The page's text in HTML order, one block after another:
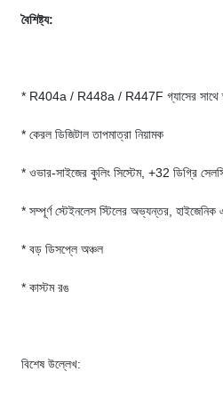
বৈশিষ্ট্য:
* R404a / R448a / R447F গ্যাসের সাথে
* কেরল ডিজিটাল তাপমাত্রা নিয়ামক
* ওভার-সাইজের কুলিং সিস্টেম, +32 ডিগ্রি
* সম্পূর্ণ স্টেইনলেস স্টিলের অভ্যন্তর,
* বড় ডিসপ্লে অঞ্চল
* কাস্টম রঙ
বিশেষ উল্লেখ: